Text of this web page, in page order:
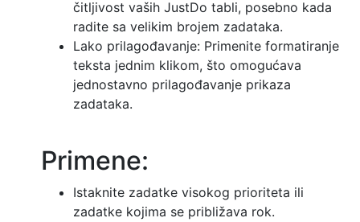
čitljivost vaših JustDo tabli, posebno kada
radite sa velikim brojem zadataka.
Lako prilagođavanje: Primenite formatiranje
teksta jednim klikom, što omogućava
jednostavno prilagođavanje prikaza
zadataka.
Primene:
Istaknite zadatke visokog prioriteta ili
zadatke kojima se približava rok.